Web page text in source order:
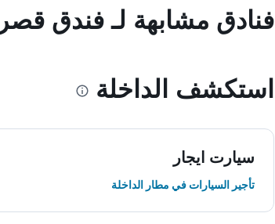
فنادق مشابهة لـ فندق
استكشف الداخلة
سيارت ايجار
تأجير السيارات في مطار الداخلة